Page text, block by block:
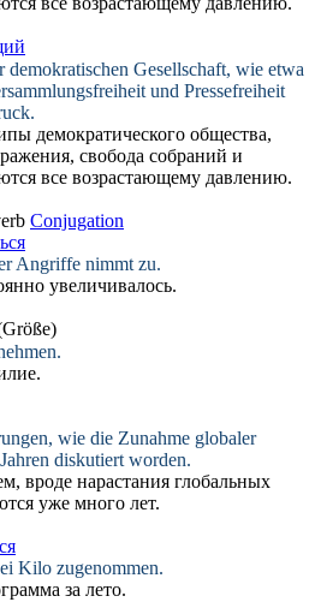
demokratischen Gesellschaft, wie etwa
und Pressefreiheit
демократического общества,
свобода собраний и
все возрастающему давлению.
Conjugation
Angriffe nimmt zu.
увеличивалось.
.
wie die Zunahme globaler
diskutiert worden.
вроде нарастания глобальных
уже много лет.
Kilo zugenommen.
за лето.